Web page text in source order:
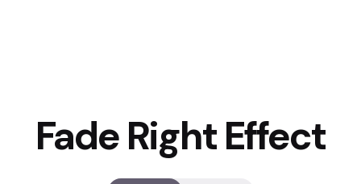
Fade Right Effect